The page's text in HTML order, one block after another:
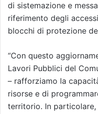
di sistemazione e
riferimento degli
blocchi di protezione
“Con questo
Lavori Pubblici del
– rafforziamo la
risorse e di
territorio. In particolare,